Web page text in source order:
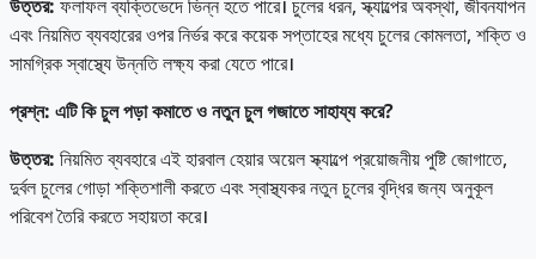
উত্তর: ফলাফল ব্যক্তিভেদে ভিন্ন হতে পারে। চুলের ধরন, স্ক্যাল্পের অবস্থা, জীবনযাপন
এবং নিয়মিত ব্যবহারের ওপর নির্ভর করে কয়েক সপ্তাহের মধ্যে চুলের কোমলতা, শক্তি ও
সামগ্রিক স্বাস্থ্যে উন্নতি লক্ষ্য করা যেতে পারে।
প্রশ্ন: এটিকিচুলপড়াকমাতেওনতুনচুলগজাতেসাহায্যকরে?
উত্তর: নিয়মিত ব্যবহারে এই হারবাল হেয়ার অয়েল স্ক্যাল্পে প্রয়োজনীয় পুষ্টি জোগাতে,
দুর্বল চুলের গোড়া শক্তিশালী করতে এবং স্বাস্থ্যকর নতুন চুলের বৃদ্ধির জন্য অনুকূল
পরিবেশ তৈরি করতে সহায়তা করে।